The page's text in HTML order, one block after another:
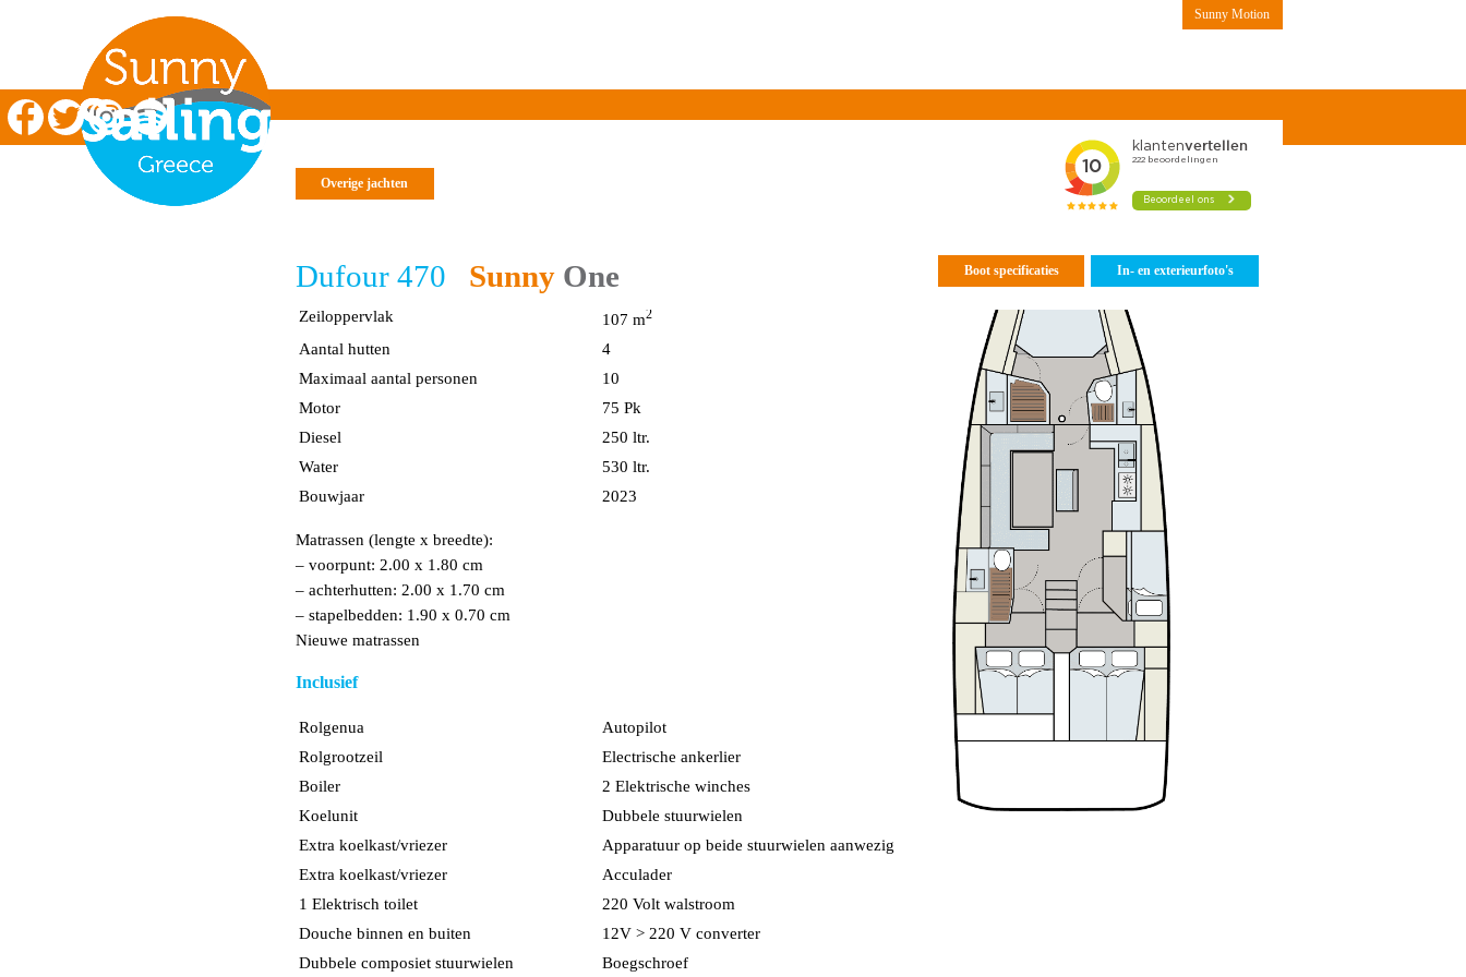
Sunny Motion
Overige jachten
Dufour 470 Sunny One Boot specificaties In- en exterieurfoto's
Technische informatie
Diepgang
2,25 mtr.
Zeiloppervlak
107 m2
Aantal hutten
4
Maximaal aantal personen
10
Motor
75 Pk
Diesel
250 ltr.
Water
530 ltr.
Bouwjaar
2023
Matrassen (lengte x breedte):
– voorpunt: 2.00 x 1.80 cm
– achterhutten: 2.00 x 1.70 cm
– stapelbedden: 1.90 x 0.70 cm
Nieuwe matrassen
Inclusief
Rolgenua
Autopilot
Rolgrootzeil
Electrische ankerlier
Boiler
2 Elektrische winches
Koelunit
Dubbele stuurwielen
Extra koelkast/vriezer
Apparatuur op beide stuurwielen aanwezig
Extra koelkast/vriezer
Acculader
1 Elektrisch toilet
220 Volt walstroom
Douche binnen en buiten
12V > 220 V converter
Dubbele composiet stuurwielen
Boegschroef